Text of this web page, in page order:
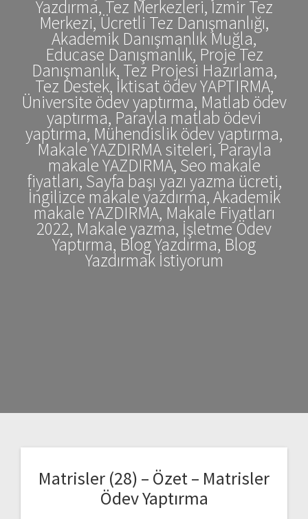
Yazdırma, Tez Merkezleri, İzmir Tez
Merkezi, Ücretli Tez Danışmanlığı,
Akademik Danışmanlık Muğla,
Educase Danışmanlık, Proje Tez
Danışmanlık, Tez Projesi Hazırlama,
Tez Destek, İktisat ödev YAPTIRMA,
Üniversite ödev yaptırma, Matlab ödev
yaptırma, Parayla matlab ödevi
yaptırma, Mühendislik ödev yaptırma,
Makale YAZDIRMA siteleri, Parayla
makale YAZDIRMA, Seo makale
fiyatları, Sayfa başı yazı yazma ücreti,
İngilizce makale yazdırma, Akademik
makale YAZDIRMA, Makale Fiyatları
2022, Makale yazma, İşletme Ödev
Yaptırma, Blog Yazdırma, Blog
Yazdırmak İstiyorum
Matrisler (28) – Özet – Matrisler
Ödev Yaptırma